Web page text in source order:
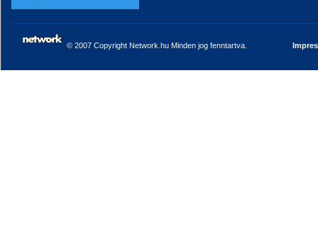
© 2007 Copyright Network.hu Minden jog fenntartva.